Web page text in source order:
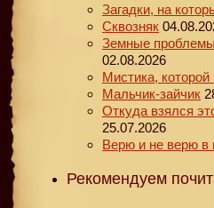
Загадки, на
Сквозняк
Земные
02.08.2026
Мистика,
Мальчик-зайчик
Откуда взялся
25.07.2026
Верю и не верю в
Рекомендуем